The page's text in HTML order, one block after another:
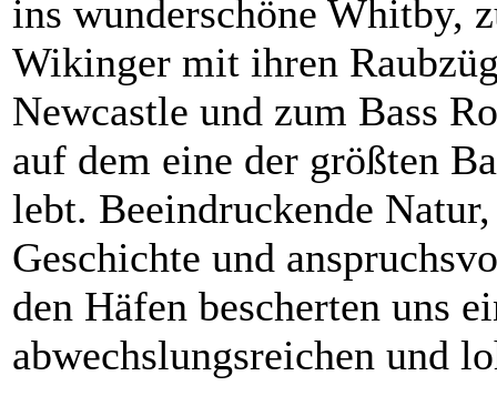
ins wunderschöne Whitby,
Wikinger mit ihren
Newcastle und zum Bass
auf dem eine der größten
lebt. Beeindruckende
Geschichte und
den Häfen bescherten uns
abwechslungsreichen und